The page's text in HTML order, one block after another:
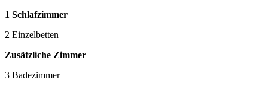
1 Schlafzimmer
2 Einzelbetten
Zusätzliche Zimmer
3 Badezimmer